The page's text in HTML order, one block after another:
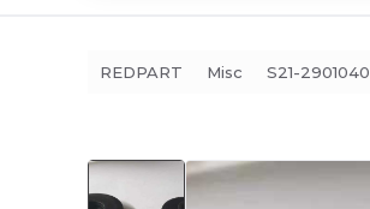
REDPART Misc S21-2901040